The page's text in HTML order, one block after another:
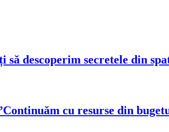
descoperim secretele din
cu resurse din